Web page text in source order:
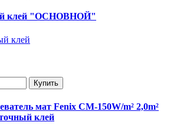
клей "ОСНОВНОЙ"
Купить
мат Fenix CM-150W/m² 2,0m²
клей